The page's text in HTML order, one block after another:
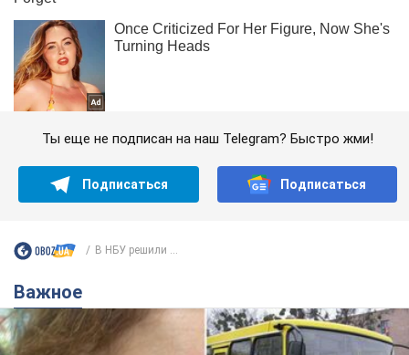
Ты еще не подписан на наш Telegram? Быстро жми!
Подписаться Подписаться
В НБУ решили ...
Важное